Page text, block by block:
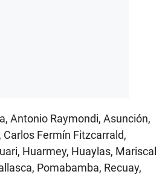
Antonio Raymondi, Asunción,
Carlos Fermín Fitzcarrald,
Huarmey, Huaylas, Mariscal
Pomabamba, Recuay,